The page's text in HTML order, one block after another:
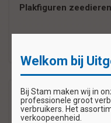
Plakfiguren zeedieren
Welkom bij
Bij Stam maken wij in
professionele groot
verbruikers. Het
verkoopeenheid.